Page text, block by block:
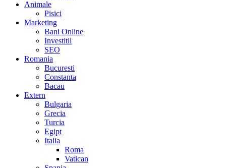
Animale
Pisici
Marketing
Bani Online
Investitii
SEO
Romania
Bucuresti
Constanta
Bacau
Extern
Bulgaria
Grecia
Turcia
Egipt
Italia
Roma
Vatican